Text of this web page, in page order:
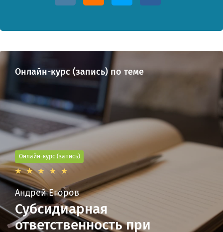
Онлайн-курс (запись) по теме
Онлайн-курс (запись)
Андрей Егоров
Субсидиарная
ответственность при
ОТПРАВИТЬ